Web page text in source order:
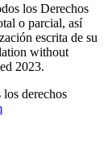
los Derechos
o parcial, así
escrita de su
without
2023.
derechos